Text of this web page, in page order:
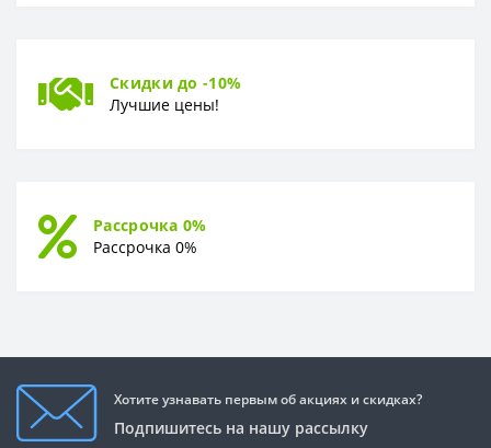
Скидки до -10%
Лучшие цены!
Рассрочка 0%
Рассрочка 0%
Хотите узнавать первым об акциях и скидках?
Подпишитесь на нашу рассылку